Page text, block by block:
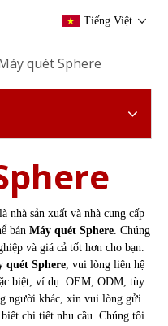
Tiếng Việt
quét Sphere
nhà sản xuất và nhà cung cấp
bán Máy quét Sphere. Chúng
và giá cả tốt hơn cho bạn.
quét Sphere, vui lòng liên hệ
biệt, ví dụ: OEM, ODM, tùy
người khác, xin vui lòng gửi
chi tiết nhu cầu. Chúng tôi